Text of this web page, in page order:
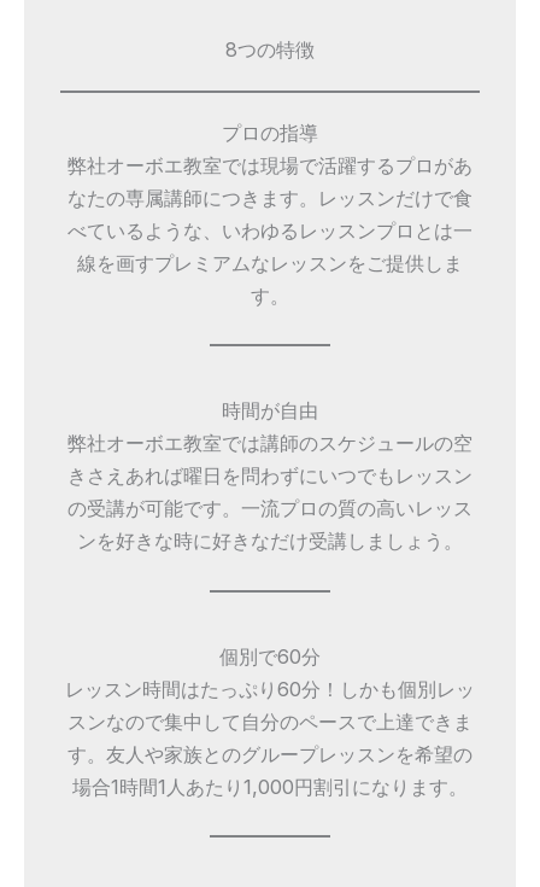
8つの特徴
プロの指導
弊社オーボエ教室では現場で活躍するプロがあ
なたの専属講師につきます。レッスンだけで食
べているような、いわゆるレッスンプロとは一
線を画すプレミアムなレッスンをご提供しま
す。
時間が自由
弊社オーボエ教室では講師のスケジュールの空
きさえあれば曜日を問わずにいつでもレッスン
の受講が可能です。一流プロの質の高いレッス
ンを好きな時に好きなだけ受講しましょう。
個別で60分
レッスン時間はたっぷり60分！しかも個別レッ
スンなので集中して自分のペースで上達できま
す。友人や家族とのグループレッスンを希望の
場合1時間1人あたり1,000円割引になります。